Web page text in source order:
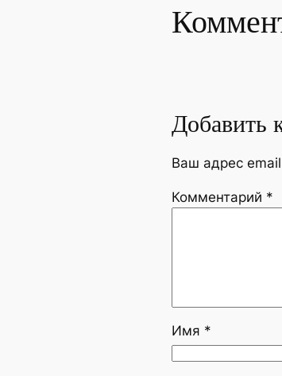
Добавить
Ваш адрес
Комментарий *
Имя *